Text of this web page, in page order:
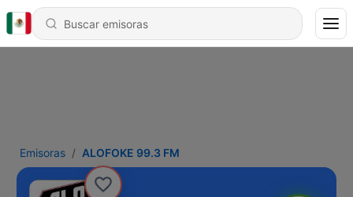
Emisoras ALOFOKE 99.3 FM